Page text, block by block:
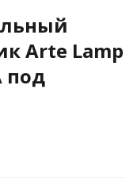
Arte Lamp
под